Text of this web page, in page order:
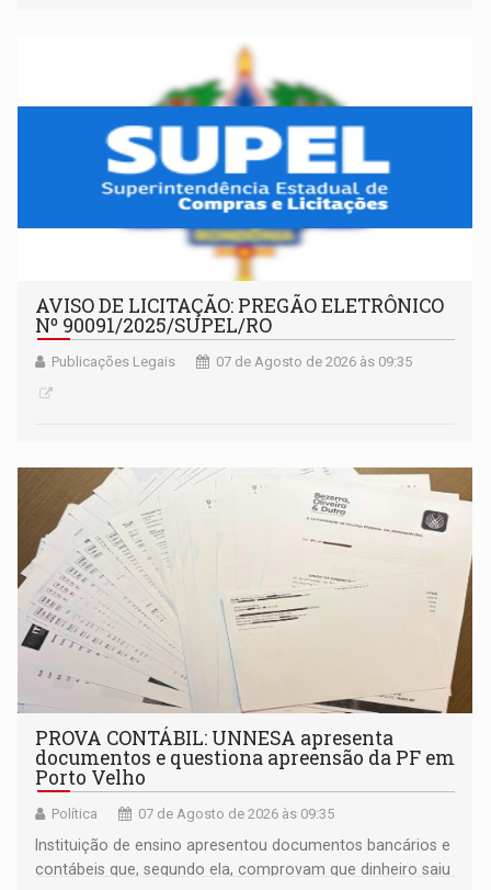
AVISO DE LICITAÇÃO: PREGÃO ELETRÔNICO
Nº 90091/2025/SUPEL/RO
Publicações Legais 07 de Agosto de 2026 às 09:35
PROVA CONTÁBIL: UNNESA apresenta
documentos e questiona apreensão da PF em
Porto Velho
Política 07 de Agosto de 2026 às 09:35
Instituição de ensino apresentou documentos bancários e
contábeis que, segundo ela, comprovam que dinheiro saiu